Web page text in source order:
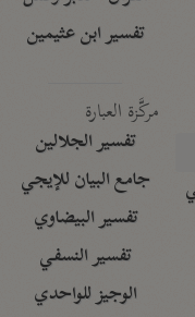
تفسير ابن عثيمين
مركَّزة العبارة
تفسير الجلالين
جامع البيان للإيجي
تفسير البيضاوي
تفسير النسفي
الوجيز للواحدي